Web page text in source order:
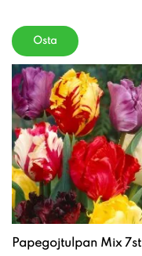
Osta
Papegojtulpan Mix 7st